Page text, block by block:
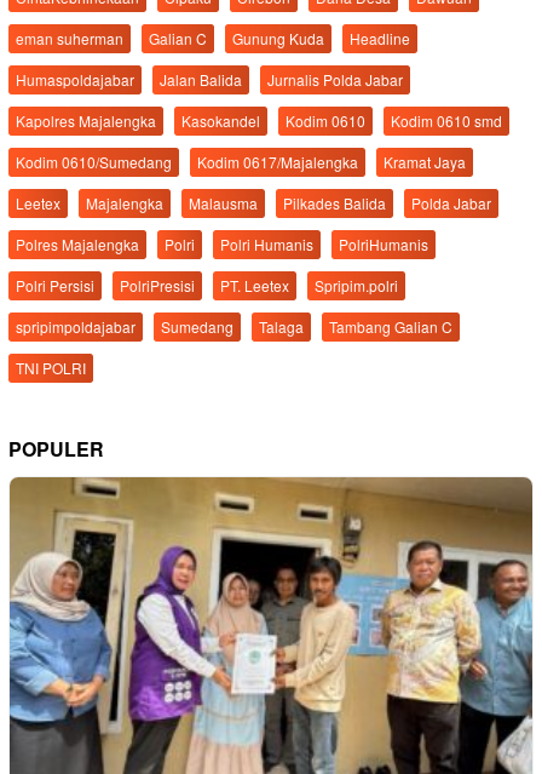
eman suherman
Galian C Gunung Kuda
Headline
Humaspoldajabar
Jalan Balida
Jurnalis Polda Jabar
Kapolres Majalengka
Kasokandel Kodim 0610
Kodim 0610 smd
Kodim 0610/Sumedang
Kodim 0617/Majalengka
Kramat Jaya
Leetex
Majalengka Malausma Pilkades Balida
Polda Jabar
Polres Majalengka
Polri Polri Humanis
PolriHumanis
Polri Persisi
PolriPresisi PT. Leetex
Spripim.polri
spripimpoldajabar
Sumedang Talaga
Tambang Galian C
TNI POLRI
POPULER